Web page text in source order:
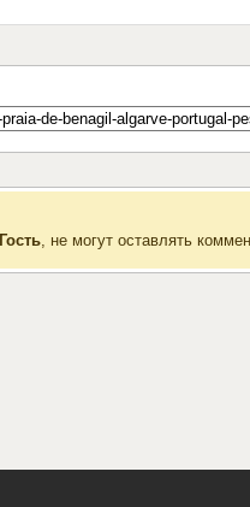
Гость, не могут оставлять